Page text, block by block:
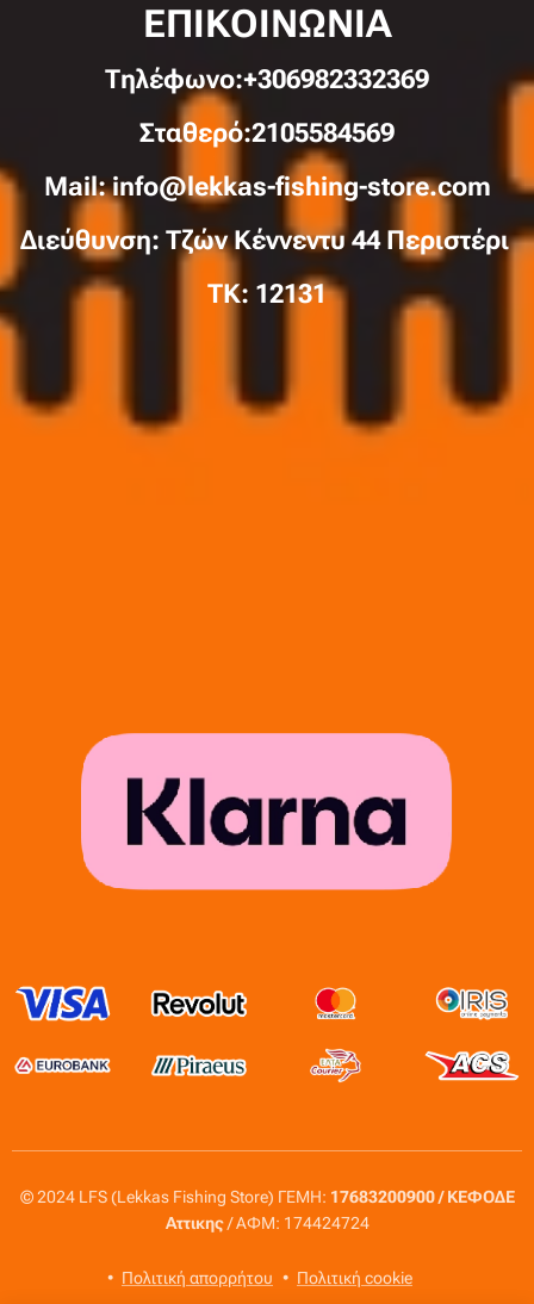
ΕΠΙΚΟΙΝΩΝΙΑ
Τηλέφωνo:+306982332369
Σταθερό:2105584569
Mail: info@lekkas-fishing-store.com
Διεύθυνση: Τζών Κέννεντυ 44 Περιστέρι
TK: 12131
© 2024 LFS (Lekkas Fishing Store) ΓΕΜΗ: 17683200900 / ΚΕΦΟΔΕ
Αττικης/ ΑΦΜ: 174424724
Πολιτική απορρήτου Πολιτική cookie